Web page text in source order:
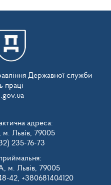
Державної служби
праці
адреса:
м. Львів, 79005
235-76-73
м. Львів, 79005
42, +380681404120